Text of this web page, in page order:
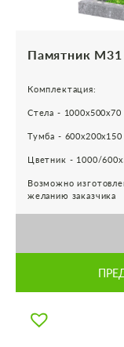
Памятник М31
Комплектация:
Стела -
Тумба -
Цветник - 1000/
Возможно
желанию заказчика